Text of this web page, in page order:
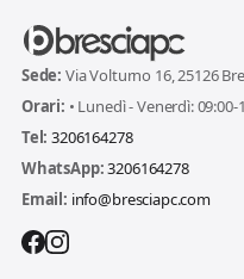
Sede: Via Volturno 16, 25126
Orari: • Lunedì - Venerdì: 09:00-
Tel: 3206164278
WhatsApp:3206164278
Email: info@bresciapc.com